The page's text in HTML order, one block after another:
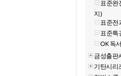
표준완
지)
표준전
표준특
OK 독
금성출판
기탄시리